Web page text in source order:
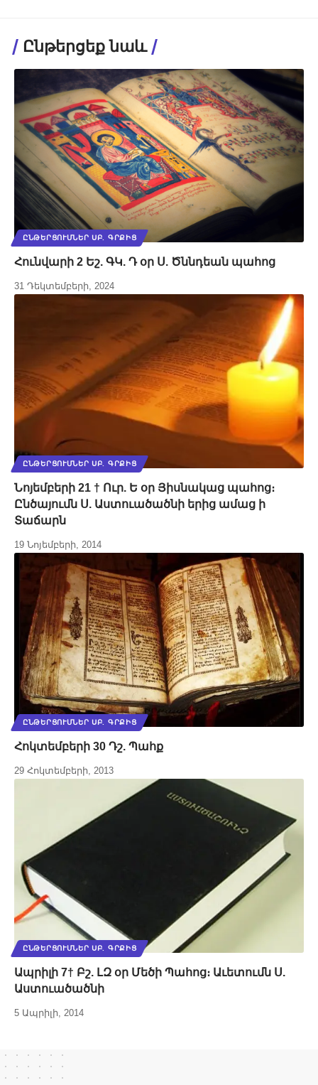
Ընթերցեք նաև
ԸՆԹԵՐՑՈՒՄՆԵՐ ՍԲ. ԳՐՔԻՑ
Հունվարի 2 Եշ. ԳԿ. Դ օր Ս. Ծննդեան պահոց
31 Դեկտեմբերի, 2024
ԸՆԹԵՐՑՈՒՄՆԵՐ ՍԲ. ԳՐՔԻՑ
Նոյեմբերի 21 † Ուր. Ե օր Յիսնակաց պահոց։
Ընծայումն Ս. Աստուածածնի երից ամաց ի
Տաճարն
19 Նոյեմբերի, 2014
ԸՆԹԵՐՑՈՒՄՆԵՐ ՍԲ. ԳՐՔԻՑ
Հոկտեմբերի 30 Դշ. Պահք
29 Հոկտեմբերի, 2013
ԸՆԹԵՐՑՈՒՄՆԵՐ ՍԲ. ԳՐՔԻՑ
Ապրիլի 7† Բշ. ԼԶ օր Մեծի Պահոց։ Աւետումն Ս.
Աստուածածնի
5 Ապրիլի, 2014